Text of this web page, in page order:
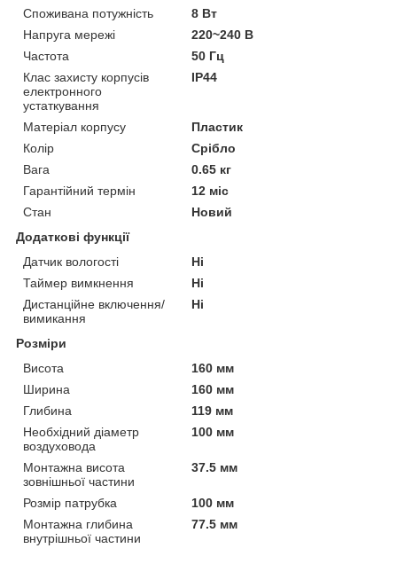
Споживана потужність
8 Вт
Напруга мережі
220~240 В
Частота
50 Гц
Клас захисту корпусів
електронного
устаткування
IP44
Матеріал корпусу
Пластик
Колір
Срібло
Вага
0.65 кг
Гарантійний термін
12 міс
Стан
Новий
Додаткові функції
Датчик вологості
Ні
Таймер вимкнення
Ні
Дистанційне включення/
вимикання
Ні
Розміри
Висота
160 мм
Ширина
160 мм
Глибина
119 мм
Необхідний діаметр
воздуховода
100 мм
Монтажна висота
зовнішньої частини
37.5 мм
Розмір патрубка
100 мм
Монтажна глибина
внутрішньої частини
77.5 мм